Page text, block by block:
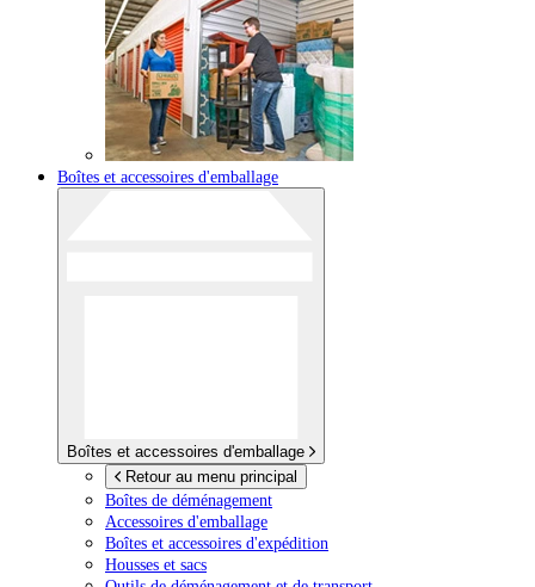
Boîtes et accessoires d'emballage
Boîtes et accessoires d'emballage
Retour au menu principal
Boîtes de déménagement
Accessoires d'emballage
Boîtes et accessoires d'expédition
Housses et sacs